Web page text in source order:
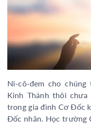
Ni-cô-đem cho
Kinh Thánh thôi
trong gia đình Cơ Đốc
Đốc nhân. Học trường